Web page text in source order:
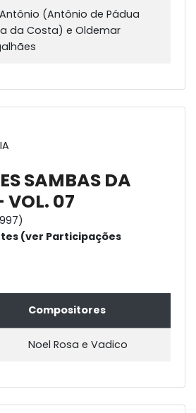
Antônio (Antônio de Pádua
da Costa) e Oldemar
SAMBAS DA
VOL. 07
(ver Participações
Compositores
Noel Rosa e Vadico